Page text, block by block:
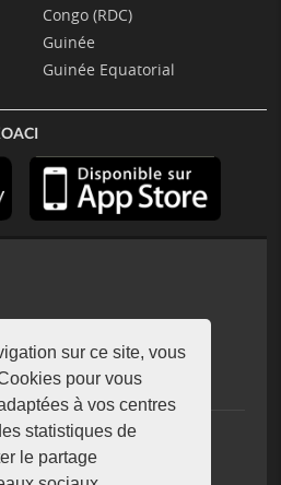
sur ce site, vous
pour vous
à vos centres
statistiques de
le partage
Congo (RDC)
Guinée
Guinée Equatorial
93